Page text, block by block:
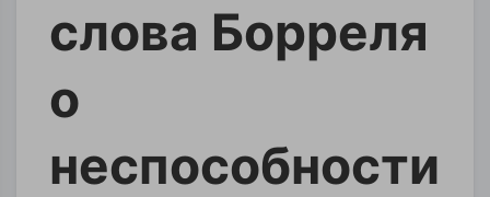
слова Борреля
о
неспособности